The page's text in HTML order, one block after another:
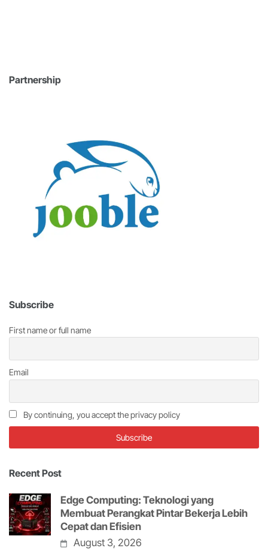
Partnership
Subscribe
First name or full name
Email
By continuing, you accept the privacy policy
Recent Post
Edge Computing: Teknologi yang
Membuat Perangkat Pintar Bekerja Lebih
Cepat dan Efisien
August 3, 2026